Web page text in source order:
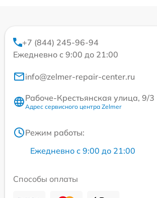
+7 (844) 245-96-94
Ежедневно с 9:00 до 21:00
info@zelmer-repair-center.ru
Рабоче-Крестьянская улица, 9/3
Адрес сервисного центра Zelmer
Режим работы:
Ежедневно с 9:00 до 21:00
Способы оплаты